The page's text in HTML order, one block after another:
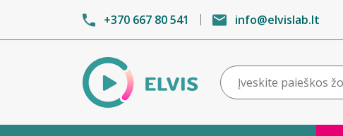
+370 667 80 541 info@elvislab.lt